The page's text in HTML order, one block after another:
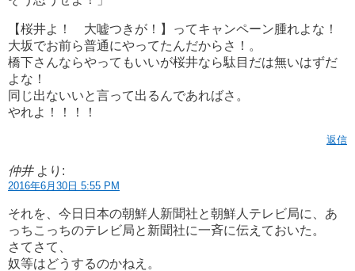
【桜井よ！ 大嘘つきが！】ってキャンペーン腫れよな！
大坂でお前ら普通にやってたんだからさ！。
橋下さんならやってもいいが桜井なら駄目だは無いはずだ
よな！
同じ出ないいと言って出るんであればさ。
やれよ！！！！
返信
仲井 より:
2016年6月30日 5:55 PM
それを、今日日本の朝鮮人新聞社と朝鮮人テレビ局に、あ
っちこっちのテレビ局と新聞社に一斉に伝えておいた。
さてさて、
奴等はどうするのかねえ。